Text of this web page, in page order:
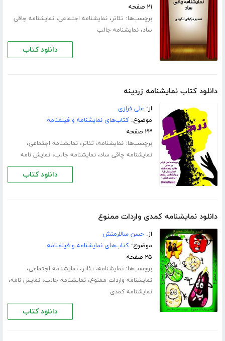
۲۱ صفحه
برچسب‌ها: تئاتر،نمایشنامه اجتماعی،نمایشنامه چاقی
ساد،نمایشنامه جالب
دانلود کتاب
دانلود کتاب نمایشنامه زردینه
از: علی فرازی
موضوع:کتاب‌های نمایشنامه و فیلمنامه
۲۳ صفحه
برچسب‌ها:نمایشنامه، تئاتر،نمایشنامه اجتماعی،
نمایشنامه چاقی ساد،نمایشنامه جالب،نمایش نامه
دانلود کتاب
دانلود نمایشنامه کمدی واردات ممنوع
از:حسن سالارمنش
موضوع:کتاب‌های نمایشنامه و فیلمنامه
۲۵ صفحه
برچسب‌ها:نمایشنامه، تئاتر،نمایشنامه اجتماعی،
نمایشنامه واردات ممنوع،نمایشنامه جالب،نمایش نامه،
نمایشنامه کمدی
دانلود کتاب